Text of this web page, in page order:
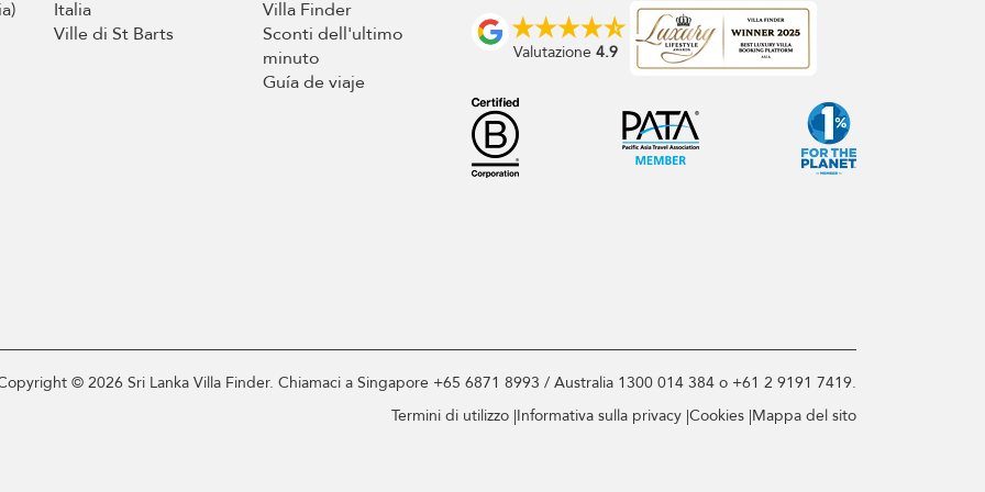
Italia
Ville di St Barts
Villa Finder
Sconti dell'ultimo
minuto
Guía de viaje
Valutazione 4.9
© 2026 Sri Lanka Villa Finder. Chiamaci a Singapore +65 6871 8993 / Australia 1300 014 384 o +61 2 9191 7419.
Termini di utilizzo Informativa sulla privacy Cookies Mappa del sito